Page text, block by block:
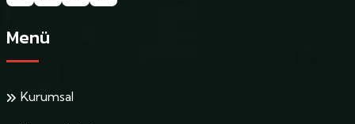
Menü
Kurumsal